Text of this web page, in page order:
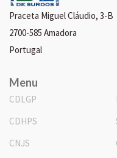
Praceta Miguel Cláudio, 3-B
2700-585 Amadora
Portugal
Menu
CDLGP
CDHPS
CNJS